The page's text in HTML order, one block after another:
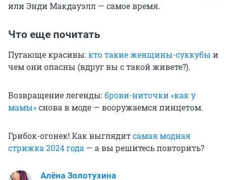
или Энди Макдауэлл — самое время.
Что еще почитать
Пугающе красивы:кто такие женщины-суккубы и
чем они опасны (вдруг вы с такой живете?).
Возвращение легенды:брови-ниточки «как у
мамы»снова в моде — вооружаемся пинцетом.
Грибок-огонек! Как выглядитсамая модная
стрижка 2024 года — а вы решитесь повторить?
Алёна Золотухина